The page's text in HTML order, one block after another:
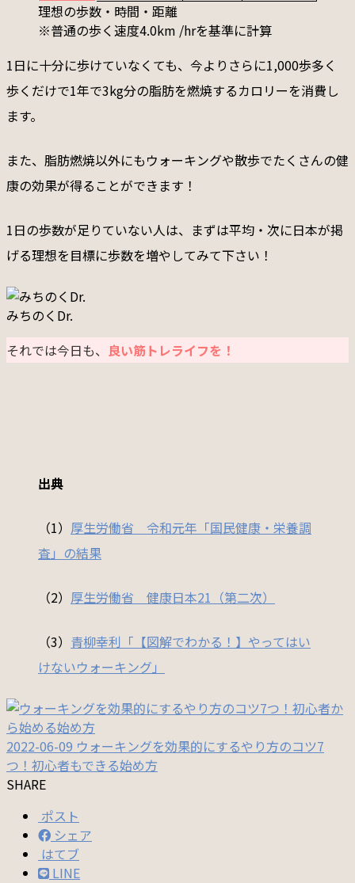
理想の歩数・時間・距離
※普通の歩く速度4.0km /hrを基準に計算
1日に十分に歩けていなくても、今よりさらに1,000歩多く
歩くだけで1年で3kg分の脂肪を燃焼するカロリーを消費し
ます。
また、脂肪燃焼以外にもウォーキングや散歩でたくさんの健
康の効果が得ることができます！
1日の歩数が足りていない人は、まずは平均・次に日本が掲
げる理想を目標に歩数を増やしてみて下さい！
みちのくDr.
それでは今日も、 良い筋トレライフを！
出典
（1） 厚生労働省 令和元年「国民健康・栄養調
査」の結果
（2） 厚生労働省 健康日本21（第二次）
（3） 青柳幸利「 【図解でわかる ！ 】 やってはい
けないウォーキング」
2022-06-09 ウォーキングを効果的にするやり方のコツ7
つ！初心者もできる始め方
SHARE
ポスト
シェア
はてブ
LINE